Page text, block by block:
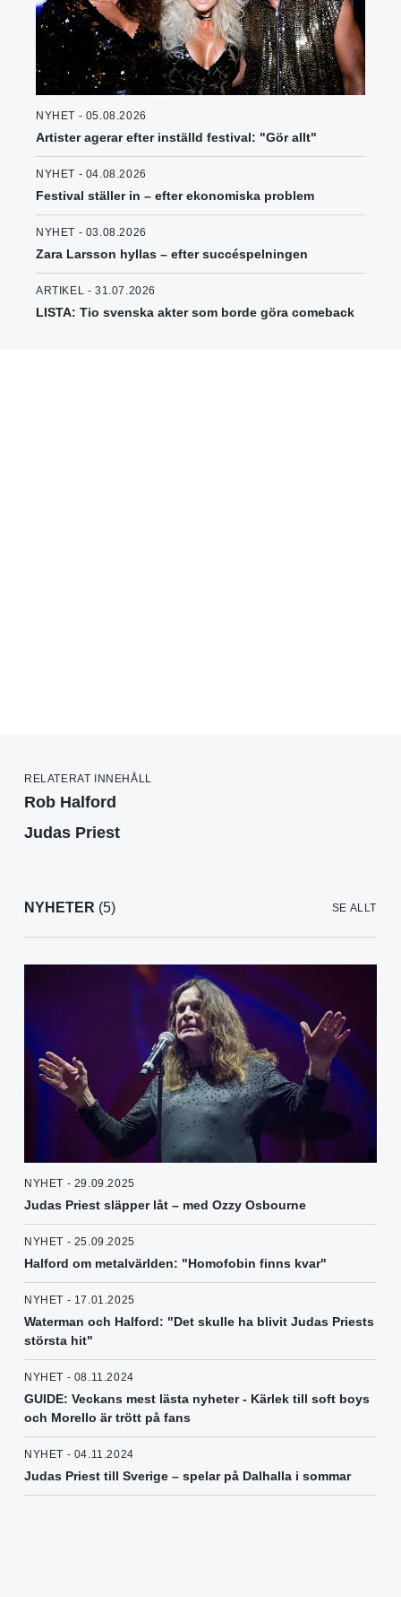
NYHET - 05.08.2026
Artister agerar efter inställd festival: "Gör allt"
NYHET - 04.08.2026
Festival ställer in – efter ekonomiska problem
NYHET - 03.08.2026
Zara Larsson hyllas – efter succéspelningen
ARTIKEL - 31.07.2026
LISTA: Tio svenska akter som borde göra comeback
RELATERAT INNEHÅLL
Rob Halford
Judas Priest
NYHETER (5) SE ALLT
NYHET - 29.09.2025
Judas Priest släpper låt – med Ozzy Osbourne
NYHET - 25.09.2025
Halford om metalvärlden: "Homofobin finns kvar"
NYHET - 17.01.2025
Waterman och Halford: "Det skulle ha blivit Judas Priests
största hit"
NYHET - 08.11.2024
GUIDE: Veckans mest lästa nyheter - Kärlek till soft boys
och Morello är trött på fans
NYHET - 04.11.2024
Judas Priest till Sverige – spelar på Dalhalla i sommar